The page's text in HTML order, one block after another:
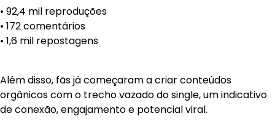
• 92,4 mil reproduções
• 172 comentários
• 1,6 mil repostagens
Além disso, fãs já começaram a criar conteúdos
orgânicos com o trecho vazado do single, um indicativo
de conexão, engajamento e potencial viral.